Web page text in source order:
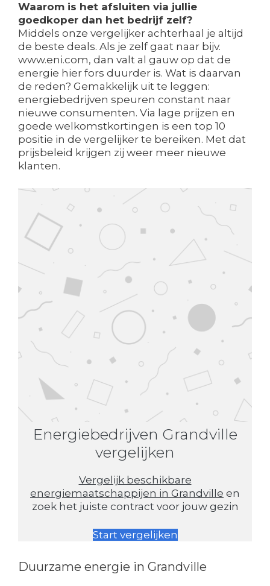
Waarom is het afsluiten via jullie
goedkoper dan het bedrijf zelf?
Middels onze vergelijker achterhaal je altijd
de beste deals. Als je zelf gaat naar bijv.
www.eni.com, dan valt al gauw op dat de
energie hier fors duurder is. Wat is daarvan
de reden? Gemakkelijk uit te leggen:
energiebedrijven speuren constant naar
nieuwe consumenten. Via lage prijzen en
goede welkomstkortingen is een top 10
positie in de vergelijker te bereiken. Met dat
prijsbeleid krijgen zij weer meer nieuwe
klanten.
Energiebedrijven Grandville
vergelijken
Vergelijk beschikbare
energiemaatschappijen in Grandville en
zoek het juiste contract voor jouw gezin
Start vergelijken
Duurzame energie in Grandville